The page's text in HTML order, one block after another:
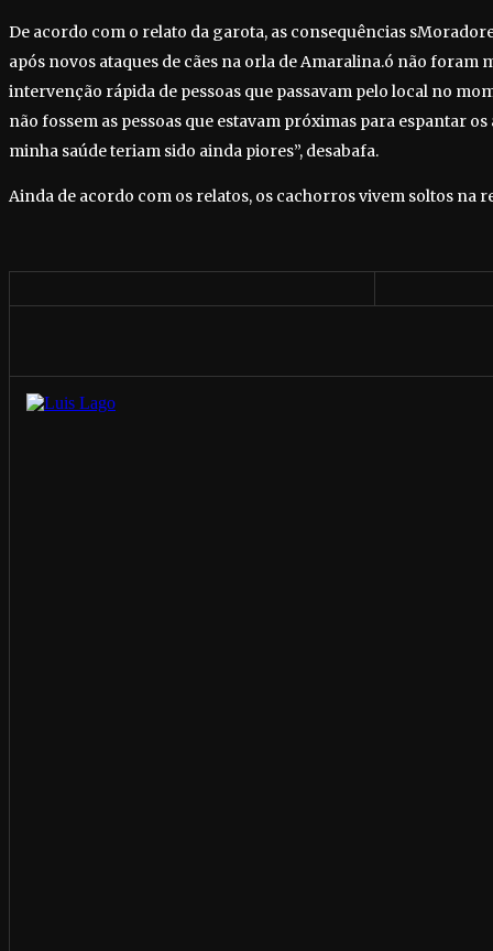
De acordo com o relato da garota, as consequências
após novos ataques de cães na orla de Amaralina.ó não foram
intervenção rápida de pessoas que passavam pelo local no
não fossem as pessoas que estavam próximas para espantar os
minha saúde teriam sido ainda piores”, desabafa.
Ainda de acordo com os relatos, os cachorros vivem soltos na